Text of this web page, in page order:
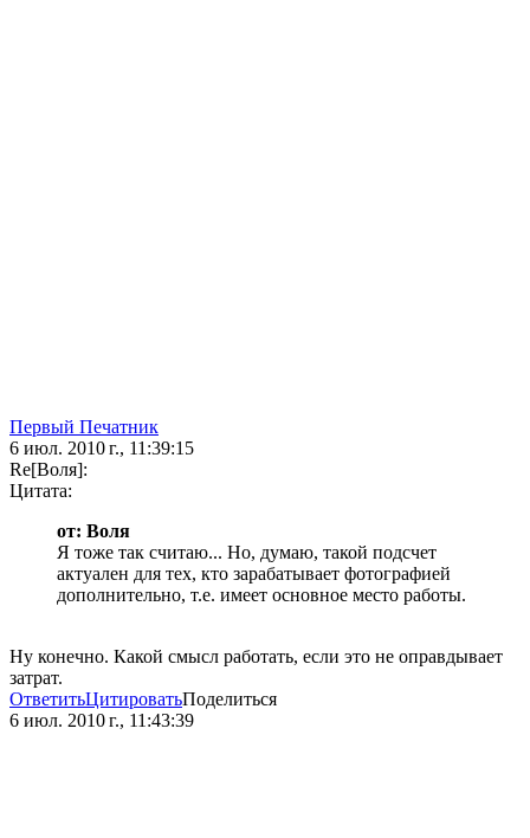
Первый Печатник
6 июл. 2010 г., 11:39:15
Re[Воля]:
Цитата:
от: Воля
Я тоже так считаю... Но, думаю, такой подсчет
актуален для тех, кто зарабатывает фотографией
дополнительно, т.е. имеет основное место работы.
Ну конечно. Какой смысл работать, если это не оправдывает
затрат.
ОтветитьЦитироватьПоделиться
6 июл. 2010 г., 11:43:39